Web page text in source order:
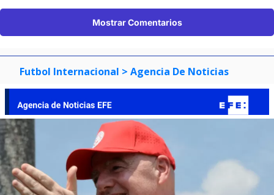
Mostrar Comentarios
Futbol Internacional > Agencia De Noticias